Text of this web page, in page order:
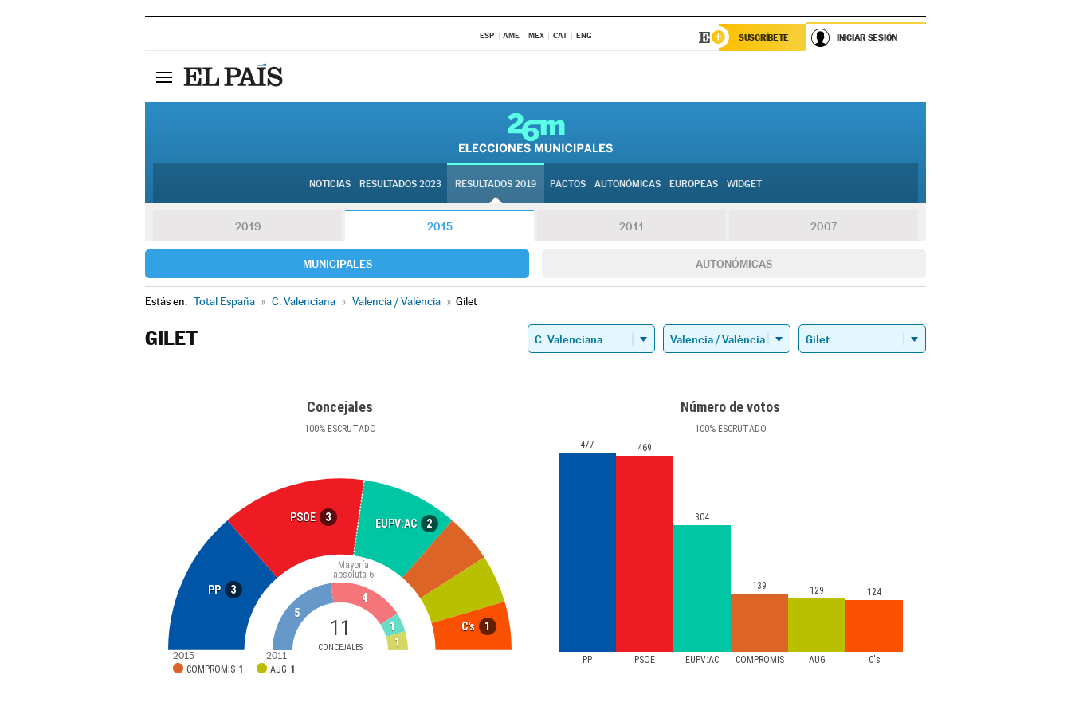
ESP AME MEX CAT ENG SUSCRÍBETE INICIAR SESIÓN
NOTICIAS RESULTADOS 2023 RESULTADOS 2019 PACTOS AUTONÓMICAS EUROPEAS WIDGET
2019 2015 2011 2007
MUNICIPALES AUTONÓMICAS
Estás en: Total España » C. Valenciana » Valencia / València » Gilet
GILET
Concejales
100%ESCRUTADO
PP 3
PSOE 3 EUPV:AC 2
C's 1
11
CONCEJALES
Mayoría
absoluta 6
COMPROMIS 1 AUG 1
5
4
1
1
2015 2011
Número de votos
100%ESCRUTADO
PP PSOE EUPV:AC COMPROMIS AUG C's
477 469
304
139 129 124